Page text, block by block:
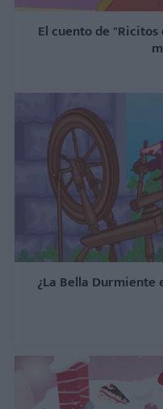
El cuento de
¿La Bella Durmiente